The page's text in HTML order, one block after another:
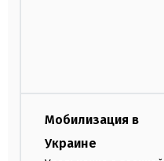
Мобилизация в
Украине